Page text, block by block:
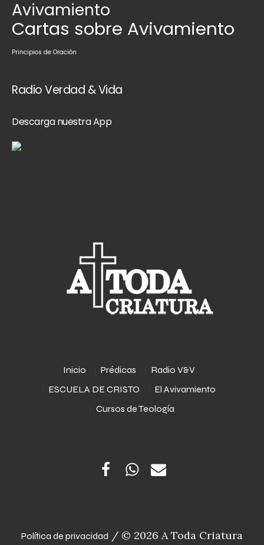
Avivamiento
Cartas sobre Avivamiento
Principios de Oración
Radio Verdad & Vida
Descarga nuestra App
Inicio Prédicas
Radio V&V
ESCUELA DE CRISTO
El Avivamiento
Cursos de Teología
Política de privacidad / © 2026 A Toda Criatura